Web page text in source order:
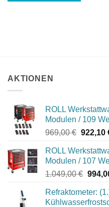
AKTIONEN
ROLL
Modulen / 109
969,00€
war:
969,00
922,10
ROLL
Modulen / 107
1.049,00€
war:
Refraktometer: